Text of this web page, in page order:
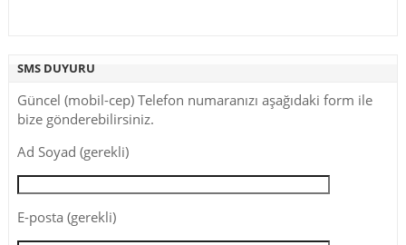
SMS DUYURU
Güncel (mobil-cep) Telefon numaranızı aşağıdaki form ile
bize gönderebilirsiniz.
Ad Soyad (gerekli)
E-posta (gerekli)